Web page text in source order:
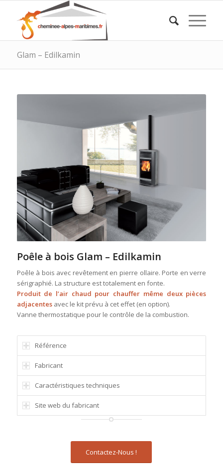
Glam – Edilkamin
Poêle à bois Glam – Edilkamin
Poêle à bois avec revêtement en pierre ollaire. Porte en verre
sérigraphié. La structure est totalement en fonte.
Produit de l’air chaud pour chauffer même deux pièces
adjacentesavec le kit prévu à cet effet (en option).
Vanne thermostatique pour le contrôle de la combustion.
Référence
Fabricant
Caractéristiques techniques
Site web du fabricant
Contactez-Nous !